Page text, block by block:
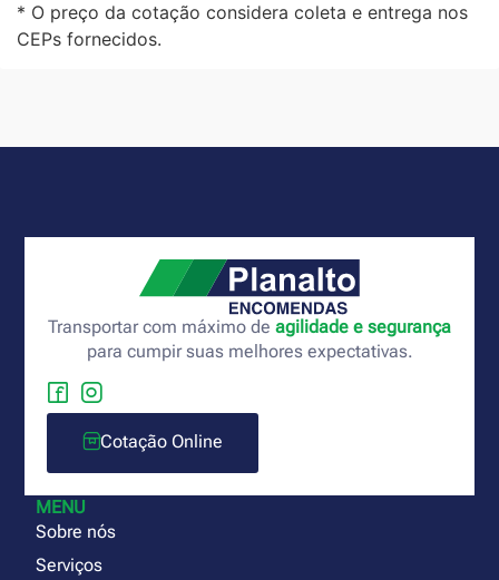
* O preço da cotação considera coleta e entrega nos
CEPs fornecidos.
Transportar com máximo de agilidade e segurança
para cumpir suas melhores expectativas.
Cotação Online
MENU
Sobre nós
Serviços